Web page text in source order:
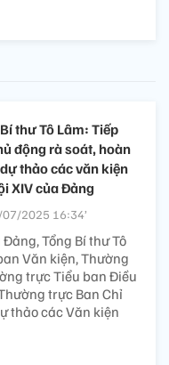
thư Tô Lâm: Tiếp
động rà soát, hoàn
thảo các văn kiện
XIV của Đảng
2025 16:34’
Tổng Bí thư Tô
Văn kiện, Thường
trực Tiểu ban Điều
trực Ban Chỉ
thảo các Văn kiện